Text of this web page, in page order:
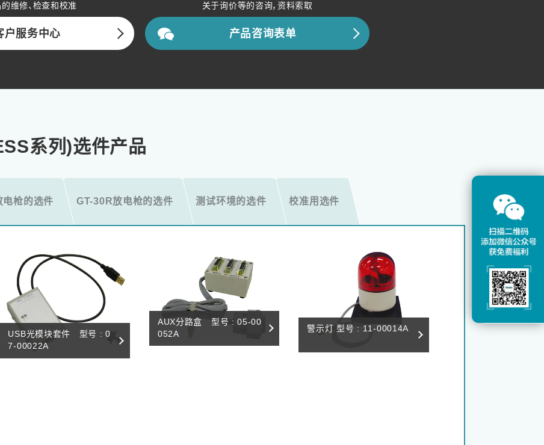
维修、检查和校准
户服务中心
关于询价等的咨询，资料索取
产品咨询表单
系列)选件产品
USB光模块套件 型号 : 0
7-00022A
AUX分路盒 型号 : 05-00
052A
警示灯 型号 : 11-00014A
电枪的选件 GT-30R放电枪的选件 测试环境的选件 校准用选件